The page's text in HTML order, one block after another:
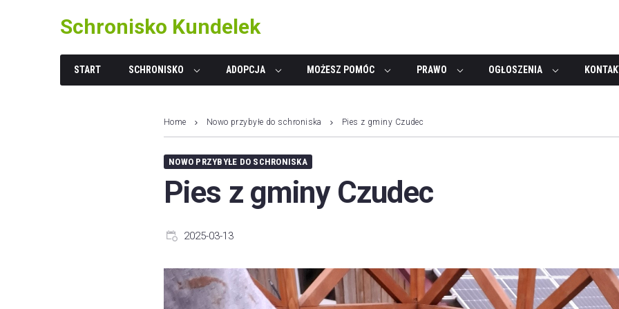
Schronisko Kundelek
START SCHRONISKO ADOPCJA MOŻESZ POMÓC PRAWO OGŁOSZENIA
Home Nowo przybyłe do schroniska Pies z gminy Czudec
NOWO PRZYBYŁE DO SCHRONISKA
Pies z gminy Czudec
2025-03-13